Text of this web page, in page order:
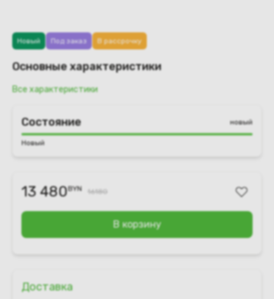
Новый Под заказ В рассрочку
Основные характеристики
Все характеристики
Состояние новый
Новый
13 480BYN 16180
В корзину
Доставка